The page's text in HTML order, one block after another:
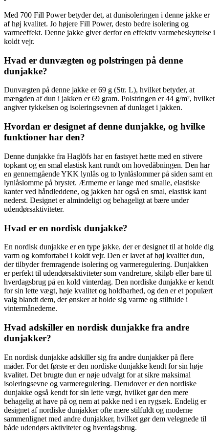
Med 700 Fill Power betyder det, at dunisoleringen i denne jakke er
af høj kvalitet. Jo højere Fill Power, desto bedre isolering og
varmeeffekt. Denne jakke giver derfor en effektiv varmebeskyttelse i
koldt vejr.
Hvad er dunvægten og polstringen på denne
dunjakke?
Dunvægten på denne jakke er 69 g (Str. L), hvilket betyder, at
mængden af dun i jakken er 69 gram. Polstringen er 44 g/m², hvilket
angiver tykkelsen og isoleringsevnen af dunlaget i jakken.
Hvordan er designet af denne dunjakke, og hvilke
funktioner har den?
Denne dunjakke fra Haglöfs har en fastsyet hætte med en stivere
topkant og en smal elastisk kant rundt om hovedåbningen. Den har
en gennemgående YKK lynlås og to lynlåslommer på siden samt en
lynlåslomme på brystet. Ærmerne er lange med smalle, elastiske
kanter ved håndleddene, og jakken har også en smal, elastisk kant
nederst. Designet er almindeligt og behageligt at bære under
udendørsaktiviteter.
Hvad er en nordisk dunjakke?
En nordisk dunjakke er en type jakke, der er designet til at holde dig
varm og komfortabel i koldt vejr. Den er lavet af høj kvalitet dun,
der tilbyder fremragende isolering og varmeregulering. Dunjakken
er perfekt til udendørsaktiviteter som vandreture, skiløb eller bare til
hverdagsbrug på en kold vinterdag. Den nordiske dunjakke er kendt
for sin lette vægt, høje kvalitet og holdbarhed, og den er et populært
valg blandt dem, der ønsker at holde sig varme og stilfulde i
vintermånederne.
Hvad adskiller en nordisk dunjakke fra andre
dunjakker?
En nordisk dunjakke adskiller sig fra andre dunjakker på flere
måder. For det første er den nordiske dunjakke kendt for sin høje
kvalitet. Det brugte dun er nøje udvalgt for at sikre maksimal
isoleringsevne og varmeregulering. Derudover er den nordiske
dunjakke også kendt for sin lette vægt, hvilket gør den mere
behagelig at have på og nem at pakke ned i en rygsæk. Endelig er
designet af nordiske dunjakker ofte mere stilfuldt og moderne
sammenlignet med andre dunjakker, hvilket gør dem velegnede til
både udendørs aktiviteter og hverdagsbrug.